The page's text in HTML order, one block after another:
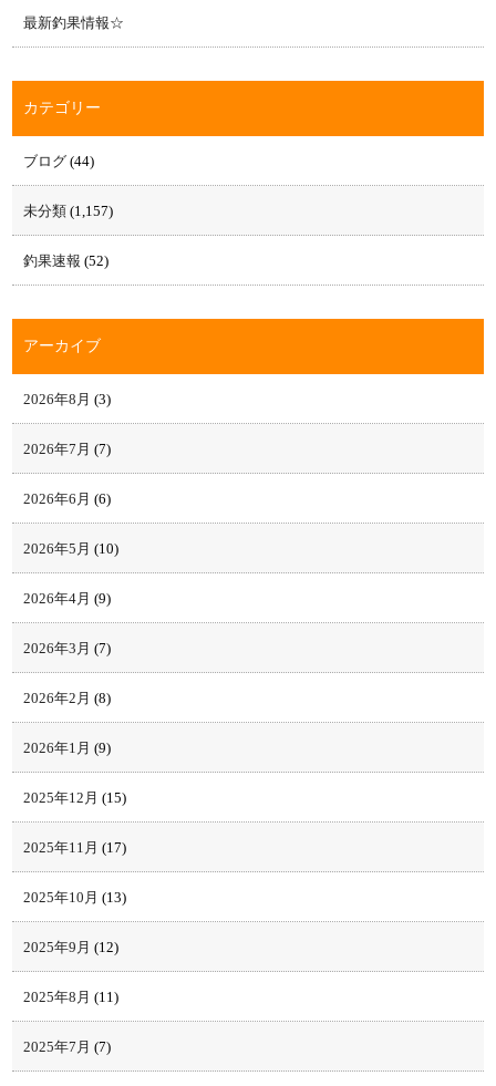
最新釣果情報☆
カテゴリー
ブログ (44)
未分類 (1,157)
釣果速報 (52)
アーカイブ
2026年8月 (3)
2026年7月 (7)
2026年6月 (6)
2026年5月 (10)
2026年4月 (9)
2026年3月 (7)
2026年2月 (8)
2026年1月 (9)
2025年12月 (15)
2025年11月 (17)
2025年10月 (13)
2025年9月 (12)
2025年8月 (11)
2025年7月 (7)